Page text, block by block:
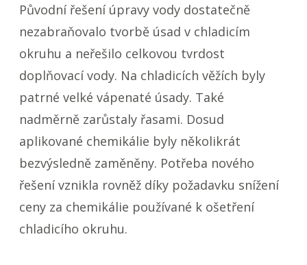
Původní řešení úpravy vody dostatečně
nezabraňovalo tvorbě úsad v chladicím
okruhu a neřešilo celkovou tvrdost
doplňovací vody. Na chladicích věžích byly
patrné velké vápenaté úsady. Také
nadměrně zarůstaly řasami. Dosud
aplikované chemikálie byly několikrát
bezvýsledně zaměněny. Potřeba nového
řešení vznikla rovněž díky požadavku snížení
ceny za chemikálie používané k ošetření
chladicího okruhu.